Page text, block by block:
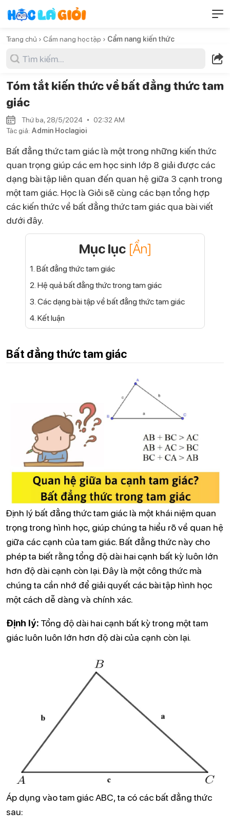
Trang chủ › Cẩm nang học tập › Cẩm nang kiến thức
Tóm tắt kiến thức về bất đẳng thức tam
giác
Thứ ba, 28/5/2024
02:32 AM
Tác giả: Admin Hoclagioi
Bất đẳng thức tam giác là một trong những kiến thức
quan trọng giúp các em học sinh lớp 8 giải được các
dạng bài tập liên quan đến quan hệ giữa 3 cạnh trong
một tam giác. Học là Giỏi sẽ cùng các bạn tổng hợp
các kiến thức về bất đẳng thức tam giác qua bài viết
dưới đây.
Mục lục [Ẩn]
1. Bất đẳng thức tam giác
2. Hệ quả bất đẳng thức trong tam giác
3. Các dạng bài tập về bất đẳng thức tam giác
4. Kết luận
Bất đẳng thức tam giác
Định lý bất đẳng thức tam giác là một khái niệm quan
trọng trong hình học, giúp chúng ta hiểu rõ về quan hệ
giữa các cạnh của tam giác. Bất đẳng thức này cho
phép ta biết rằng tổng độ dài hai cạnh bất kỳ luôn lớn
hơn độ dài cạnh còn lại. Đây là một công thức mà
chúng ta cần nhớ để giải quyết các bài tập hình học
một cách dễ dàng và chính xác.
Định lý: Tổng độ dài hai cạnh bất kỳ trong một tam
giác luôn luôn lớn hơn độ dài của cạnh còn lại.
Áp dụng vào tam giác ABC, ta có các bất đẳng thức
sau: